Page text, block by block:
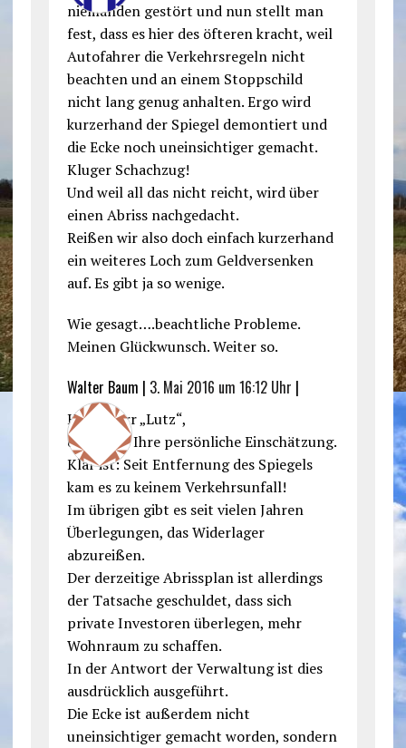
niemanden gestört und nun stellt man
fest, dass es hier des öfteren kracht, weil
Autofahrer die Verkehrsregeln nicht
beachten und an einem Stoppschild
nicht lang genug anhalten. Ergo wird
kurzerhand der Spiegel demontiert und
die Ecke noch uneinsichtiger gemacht.
Kluger Schachzug!
Und weil all das nicht reicht, wird über
einen Abriss nachgedacht.
Reißen wir also doch einfach kurzerhand
ein weiteres Loch zum Geldversenken
auf. Es gibt ja so wenige.
Wie gesagt….beachtliche Probleme.
Meinen Glückwunsch. Weiter so.
Walter Baum | 3. Mai 2016 um 16:12 Uhr |
Hallo Herr „Lutz“,
danke für Ihre persönliche Einschätzung.
Klar ist: Seit Entfernung des Spiegels
kam es zu keinem Verkehrsunfall!
Im übrigen gibt es seit vielen Jahren
Überlegungen, das Widerlager
abzureißen.
Der derzeitige Abrissplan ist allerdings
der Tatsache geschuldet, dass sich
private Investoren überlegen, mehr
Wohnraum zu schaffen.
In der Antwort der Verwaltung ist dies
ausdrücklich ausgeführt.
Die Ecke ist außerdem nicht
uneinsichtiger gemacht worden, sondern